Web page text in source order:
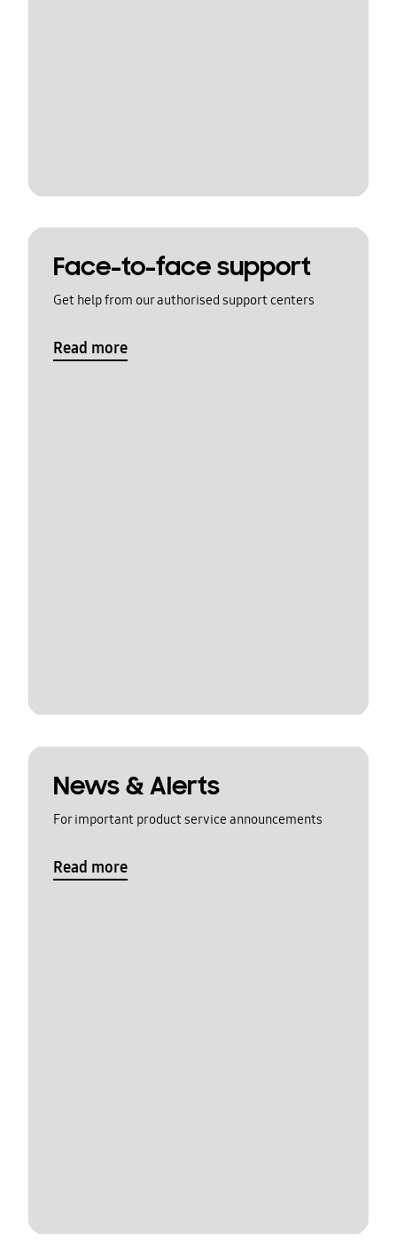
Face-to-face support
Get help from our authorised support centers
Read more
News & Alerts
For important product service announcements
Read more